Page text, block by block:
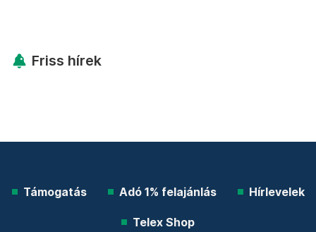
Friss hírek
Támogatás Adó 1% felajánlás Hírlevelek
Telex Shop